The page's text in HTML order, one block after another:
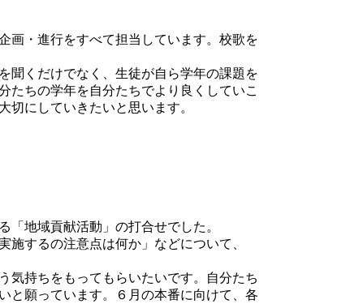
画・進行をすべて担当しています。校歌を
聞くだけでなく、生徒が自ら学年の課題を
たちの学年を自分たちでより良くしていこ
切にしていきたいと思います。
地域貢献活動」の打合せでした。
するの注意点は何か」などについて、
気持ちをもってもらいたいです。自分たち
と願っています。６月の本番に向けて、各